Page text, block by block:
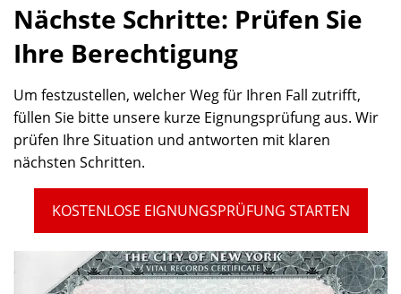
Nächste Schritte: Prüfen Sie
Ihre Berechtigung
Um festzustellen, welcher Weg für Ihren Fall zutrifft,
füllen Sie bitte unsere kurze Eignungsprüfung aus. Wir
prüfen Ihre Situation und antworten mit klaren
nächsten Schritten.
KOSTENLOSE EIGNUNGSPRÜFUNG STARTEN